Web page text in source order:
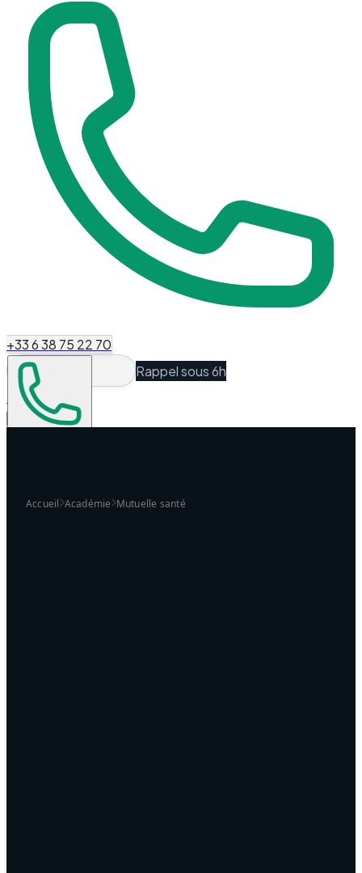
+33 6 38 75 22 70
Rappel sous 6h
Espace Client
Accueil Académie Mutuelle santé